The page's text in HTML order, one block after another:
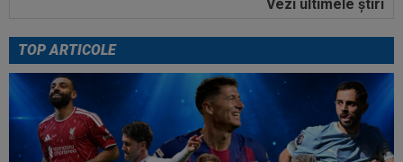
Mario Felgueiras a spus-o fără rețineri, după
16:01
Cristiano Ronaldo, convins: ”Cel mai bun
fotbalist din istorie”
16:56
Gianni Infantino e ”în corzi”! I s-a cerut demisia
de la șefia FIFA: ”Nu mai...
Vezi ultimele ştiri
TOP ARTICOLE